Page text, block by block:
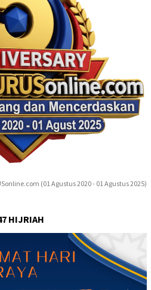
(01 Agustus 2020 - 01 Agustus 2025)
HIJRIAH